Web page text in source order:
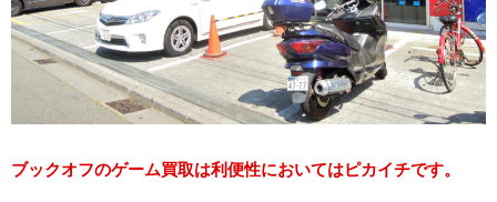
ブックオフのゲーム買取は利便性においてはピカイチです。